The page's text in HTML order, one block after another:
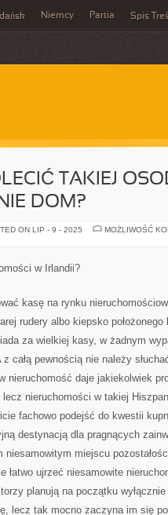
Niemcy Partia Spis
TAKIEJ
DOM?
ON LIP - 9 - 2025
MOŻLIWOŚĆ
w Irlandii?
kasę na rynku
rudery albo kiepsko
za wielkiej kasy, w żadnym
z całą pewnością nie należy
nieruchomość daje jakiekolwiek
nieruchomości w takiej
fachowo podejść do kwestii
destynacją dla pragnących
niesamowitym miejscu
łatwo ujrzeć niesamowite
planują na początku
lecz tak mocno zaczyna im się